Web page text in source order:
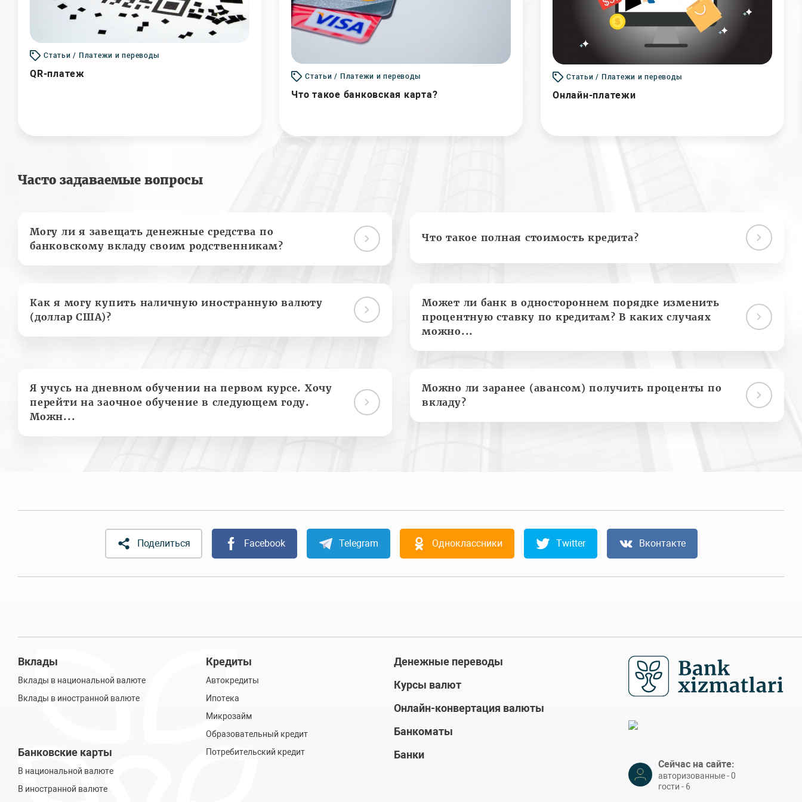
Статьи / Платежи и переводы
QR-платеж Статьи / Платежи и переводы
Что такое банковская карта?
Статьи / Платежи и переводы
Онлайн-платежи
Часто задаваемые вопросы
Могу ли я завещать денежные средства по
банковскому вкладу своим родственникам?
Что такое полная стоимость кредита?
Как я могу купить наличную иностранную валюту
(доллар США)?
Может ли банк в одностороннем порядке изменить
процентную ставку по кредитам? В каких случаях
можно...
Я учусь на дневном обучении на первом курсе. Хочу
перейти на заочное обучение в следующем году.
Можн...
Можно ли заранее (авансом) получить проценты по
вкладу?
Поделиться Facebook Telegram Одноклассники Twitter Вконтакте
Вклады
Вклады в национальной валюте
Вклады в иностранной валюте
Банковские карты
В национальной валюте
В иностранной валюте
Кредиты
Автокредиты
Ипотека
Микрозайм
Образовательный кредит
Потребительский кредит
Денежные переводы
Курсы валют
Онлайн-конвертация валюты
Банкоматы
Банки
Сейчас на сайте:
авторизованные - 0
гости - 6